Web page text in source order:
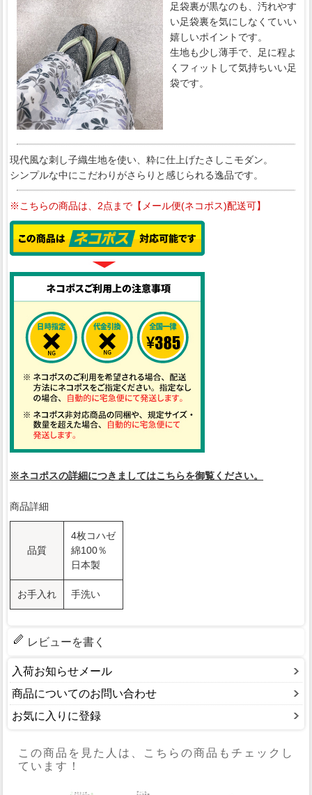
足袋裏が黒なのも、汚れやす
い足袋裏を気にしなくていい
嬉しいポイントです。
生地も少し薄手で、足に程よ
くフィットして気持ちいい足
袋です。
現代風な刺し子織生地を使い、粋に仕上げたさしこモダン。
シンプルな中にこだわりがさらりと感じられる逸品です。
※こちらの商品は、2点まで【メール便(ネコポス)配送可】
※ネコポスの詳細につきましてはこちらを御覧ください。
商品詳細
品質
4枚コハゼ
綿100％
日本製
お手入れ 手洗い
レビューを書く
入荷お知らせメール
商品についてのお問い合わせ
お気に入りに登録
この商品を見た人は、こちらの商品もチェックし
ています！